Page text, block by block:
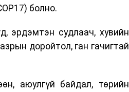
болно.
эрдэмтэн судлаач, хувийн
доройтол, ган гачигтай
аюулгүй байдал, төрийн